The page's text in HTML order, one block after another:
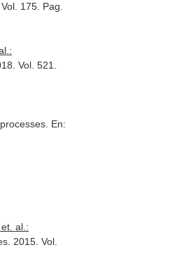
Vol. 175. Pag.
Vol. 521.
En:
al.:
. 2015. Vol.